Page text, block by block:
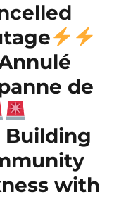
de
Building
with